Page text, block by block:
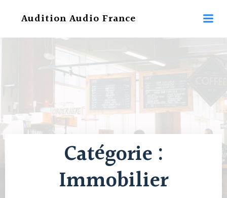
au
Audition Audio France
Catégorie :
Immobilier